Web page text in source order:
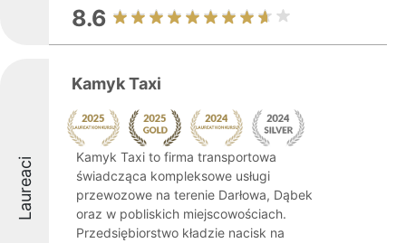
8.6
Laureaci
Kamyk Taxi
Kamyk Taxi to firma transportowa
świadcząca kompleksowe usługi
przewozowe na terenie Darłowa, Dąbek
oraz w pobliskich miejscowościach.
Przedsiębiorstwo kładzie nacisk na